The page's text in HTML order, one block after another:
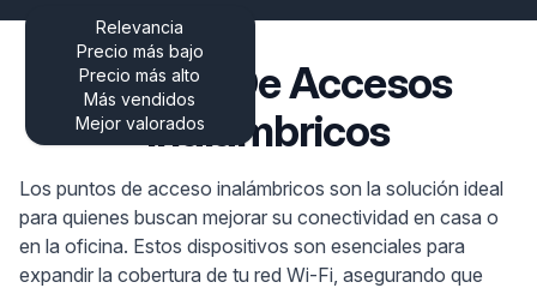
Relevancia
Precio más bajo
Precio más alto
Más vendidos
Mejor valorados
Puntos De Accesos
Inalámbricos
Los puntos de acceso inalámbricos son la solución ideal
para quienes buscan mejorar su conectividad en casa o
en la oficina. Estos dispositivos son esenciales para
expandir la cobertura de tu red Wi-Fi, asegurando que